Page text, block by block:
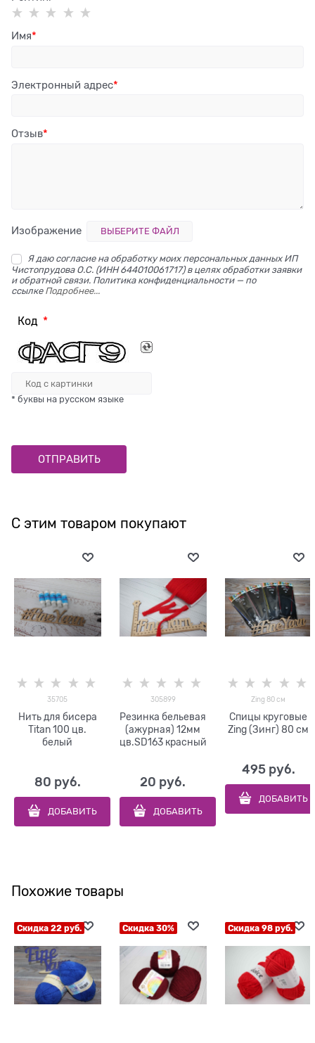
Имя
Электронный адрес
Отзыв
Изображение ВЫБЕРИТЕ ФАЙЛ
Я даю согласие на обработку моих персональных данных ИП
Чистопрудова О.С. (ИНН 644010061717) в целях обработки заявки
и обратной связи. Политика конфиденциальности — по
ссылке Подробнее...
Код
* буквы на русском языке
С этим товаром покупают
35705
Нить для бисера
Titan 100 цв.
белый
80 руб.
ДОБАВИТЬ
305899
Резинка бельевая
(ажурная) 12мм
цв.SD163 красный
20 руб.
ДОБАВИТЬ
Zing 80 см
Спицы круговые
Zing (Зинг) 80 см
495 руб.
ДОБАВИТЬ
Похожие товары
Скидка 22 руб. Скидка 30% Скидка 98 руб.